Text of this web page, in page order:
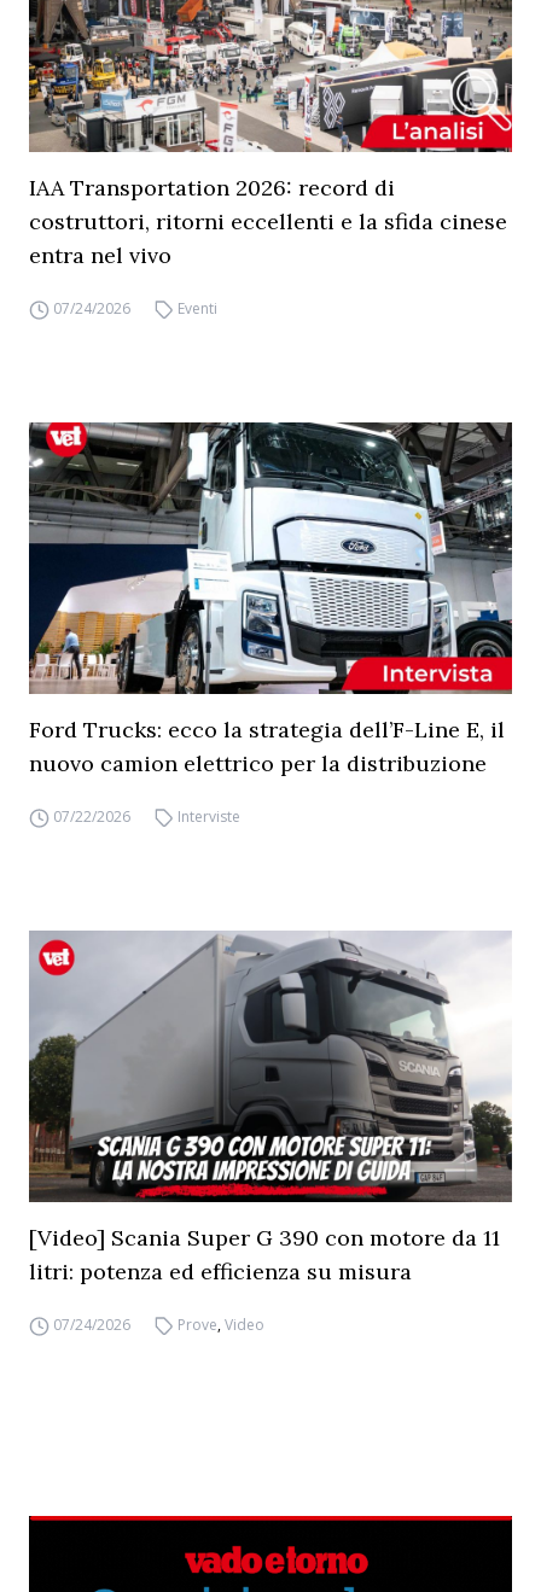
IAA Transportation 2026: record di
costruttori, ritorni eccellenti e la sfida cinese
entra nel vivo
07/24/2026 Eventi
Ford Trucks: ecco la strategia dell’F-Line E, il
nuovo camion elettrico per la distribuzione
07/22/2026 Interviste
[Video] Scania Super G 390 con motore da 11
litri: potenza ed efficienza su misura
07/24/2026 Prove,Video